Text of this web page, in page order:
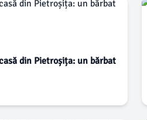
din Pietroșița: un bărbat